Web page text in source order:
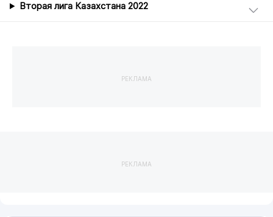
Вторая лига Казахстана 2022
РЕКЛАМА
РЕКЛАМА